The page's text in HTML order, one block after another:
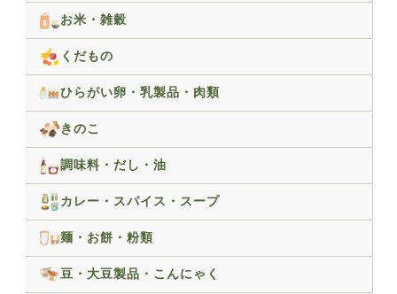
お米・雑穀
くだもの
ひらがい卵・乳製品・肉類
きのこ
調味料・だし・油
カレー・スパイス・スープ
麺・お餅・粉類
豆・大豆製品・こんにゃく